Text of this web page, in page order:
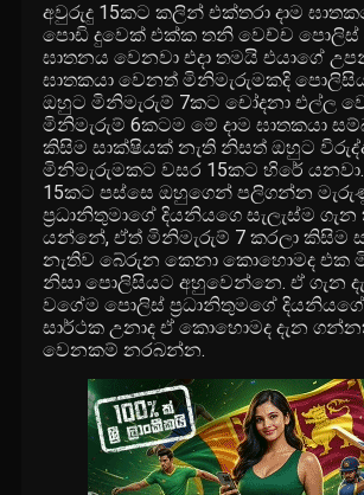
අවුරුදු 15කට කලින් එක්තරා දාම
පොඩි දුවෙක් එක්ක තනි වෙච්ච පොලිස්
ඝාතනය වෙනවා එදා තමයි එයාගේ
ඝාතකයා වෙනත් මිනිමැරුමකදි
ඔහුට මිනිමැරුම් 7කට චෝදනා එල්ල
මිනිමැරුම් 6කටම මේ දාම ඝාතකයා
කිසිම සාක්ෂියක් නැති නිසත් ඔහුට
මිනිමැරුමකට වසර 15කට හිරේ
15කට පස්සෙ ඔහුගෙන් පලිගන්න
ප්‍රධානිතුමාගේ දියනියගෙ සැලැස්ම ගැන
යන්නේ, ඒත් මිනිමැරුම් 7 කරලා කිසිම
නැතිව බේරුන කෙනා කොහොමද එක
නිසා පොලිසියට අහුවෙන්නෙ. ඒ ගැන
වගේම පොලිස් ප්‍රධානිතුමගේ
සාර්ථක උනාද ඒ කොහොමද දැන
වෙනකම් නරබන්න.